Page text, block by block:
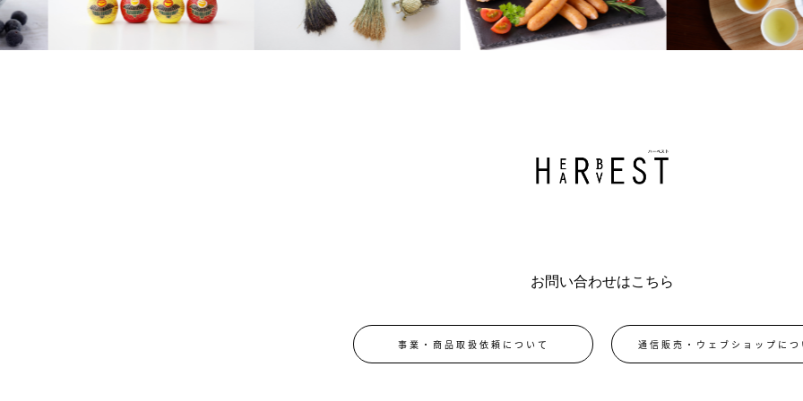
お問い合わせはこちら
事業・商品取扱依頼について 通信販売・ウェブショップに